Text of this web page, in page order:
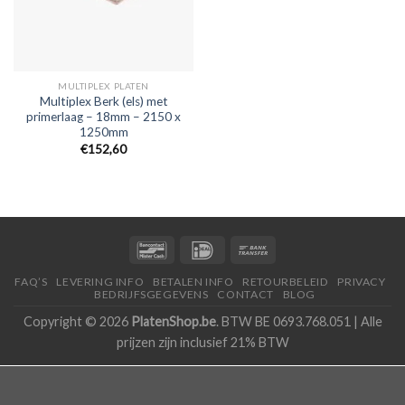
MULTIPLEX PLATEN
Multiplex Berk (els) met
primerlaag – 18mm – 2150 x
1250mm
€152,60
FAQ’S LEVERING INFO BETALEN INFO RETOURBELEID
PRIVACY
BEDRIJFSGEGEVENS
CONTACT BLOG
Copyright © 2026 PlatenShop.be. BTW BE 0693.768.051 | Alle
prijzen zijn inclusief 21% BTW